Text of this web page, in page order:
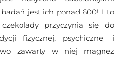
badań jest ich ponad 600! I to
przyczynia się do
fizycznej, psychicznej i
zawarty w niej magnez